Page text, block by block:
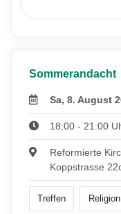
Sommerandacht
Sa, 8. August
18:00 - 21:00
Reformierte
Koppstrasse
Treffen Religion